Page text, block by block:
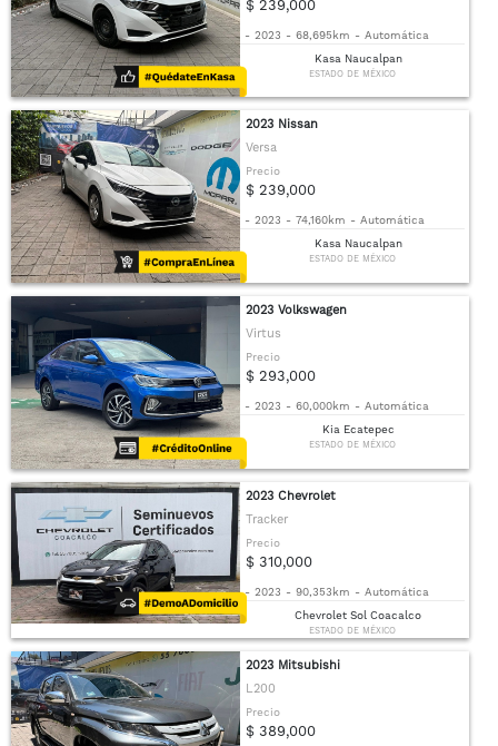
$ 239,000
- 2023 - 68,695km - Automática
Kasa Naucalpan
ESTADO DE MÉXICO
2023 Nissan
Versa
Precio
$ 239,000
- 2023 - 74,160km - Automática
Kasa Naucalpan
ESTADO DE MÉXICO
2023 Volkswagen
Virtus
Precio
$ 293,000
- 2023 - 60,000km - Automática
Kia Ecatepec
ESTADO DE MÉXICO
2023 Chevrolet
Tracker
Precio
$ 310,000
- 2023 - 90,353km - Automática
Chevrolet Sol Coacalco
ESTADO DE MÉXICO
2023 Mitsubishi
L200
Precio
$ 389,000